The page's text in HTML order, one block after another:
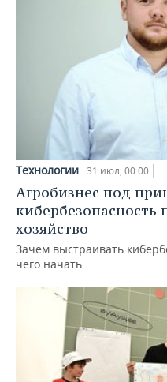
Технологии 31 июл, 00:00
Агробизнес под
кибербезопасность
хозяйство
Зачем выстраивать
чего начать